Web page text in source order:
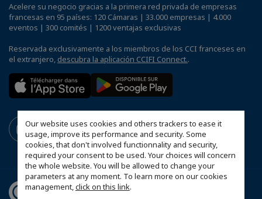
Our website uses cookies and others trackers to ease it
usage, improve its performance and security. Some
cookies, that don't involved functionnality and security,
required your consent to be used. Your choices will concern
the whole website. You will be allowed to change your
parameters at any moment. To learn more on our cookies
management,click on this link.
Acelere su negocio gracias a la primera red privada de empresas
francesas en 95 países: 120 Cámaras | 33.000 empresas | 4.000
eventos | 300 comités | 1200 ventajas exclusivas
Reservada exclusivamente a los miembros de los CCI franceses en
el extranjero, descubra la aplicación CCIFI Connect..